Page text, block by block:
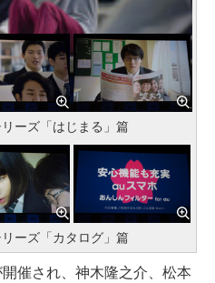
ーズ「はじまる」篇
ーズ「カタログ」篇
催され、神木隆之介、松本